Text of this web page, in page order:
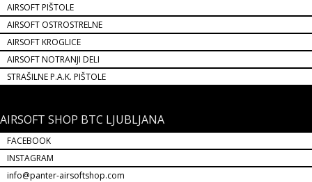
AIRSOFT PIŠTOLE
AIRSOFT OSTROSTRELNE
AIRSOFT KROGLICE
AIRSOFT NOTRANJI DELI
STRAŠILNE P.A.K. PIŠTOLE
AIRSOFT SHOP BTC LJUBLJANA
FACEBOOK
INSTAGRAM
info@panter-airsoftshop.com